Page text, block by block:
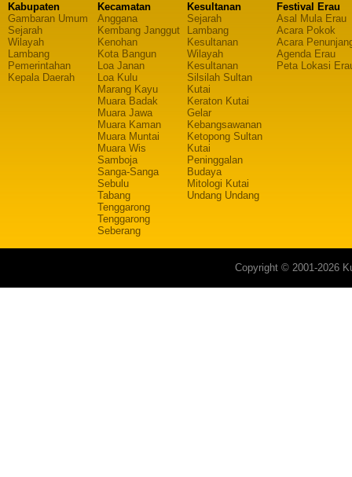
Kabupaten
Gambaran Umum
Sejarah
Wilayah
Lambang
Pemerintahan
Kepala Daerah
Kecamatan
Anggana
Kembang Janggut
Kenohan
Kota Bangun
Loa Janan
Loa Kulu
Marang Kayu
Muara Badak
Muara Jawa
Muara Kaman
Muara Muntai
Muara Wis
Samboja
Sanga-Sanga
Sebulu
Tabang
Tenggarong
Tenggarong
Seberang
Kesultanan
Sejarah
Lambang
Kesultanan
Wilayah
Kesultanan
Silsilah Sultan
Kutai
Keraton Kutai
Gelar
Kebangsawanan
Ketopong Sultan
Kutai
Peninggalan
Budaya
Mitologi Kutai
Undang Undang
Festival Erau
Asal Mula Erau
Acara Pokok
Acara
Agenda Erau
Peta Lokasi
Copyright © 2001-2026